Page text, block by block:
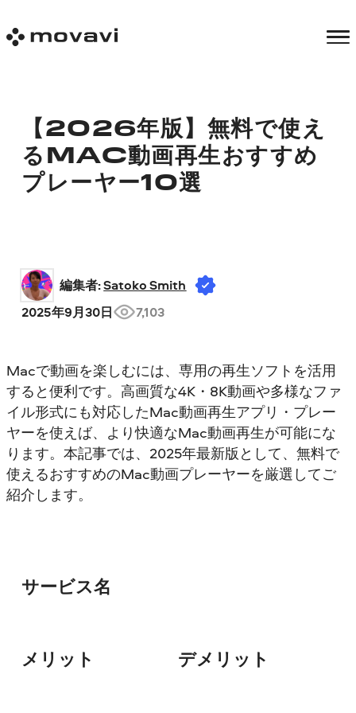
【2026年版】無料で使え
るMAC動画再生おすすめ
プレーヤー10選
編集者: Satoko Smith
2025年9月30日
7,103
Macで動画を楽しむには、専用の再生ソフトを活用
すると便利です。高画質な4K・8K動画や多様なファ
イル形式にも対応したMac動画再生アプリ・プレー
ヤーを使えば、より快適なMac動画再生が可能にな
ります。本記事では、2025年最新版として、無料で
使えるおすすめのMac動画プレーヤーを厳選してご
紹介します。
サービス名
メリット デメリット